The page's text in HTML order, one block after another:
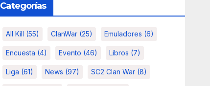
Categorías
All Kill (55) ClanWar (25) Emuladores (6)
Encuesta (4) Evento (46) Libros (7)
Liga (61) News (97) SC2 Clan War (8)